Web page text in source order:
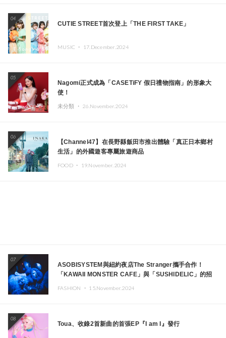
04
CUTIE STREET首次登上「THE FIRST TAKE」
MUSIC ・ 17.December.2024
05
Nagomi正式成為「CASETiFY 假日禮物指南」的形象大
使！
未分類 ・ 26.November.2024
06
【Channel47】在長野縣飯田市推出體驗「真正日本鄉村
生活」的外國遊客專屬旅遊商品
FOOD ・ 19.November.2024
07
ASOBISYSTEM與紐約夜店The Stranger攜手合作！
「KAWAII MONSTER CAFE」與「SUSHIDELIC」的招
FASHION ・ 15.November.2024
08
Toua、收錄2首新曲的首張EP『I am I』發行